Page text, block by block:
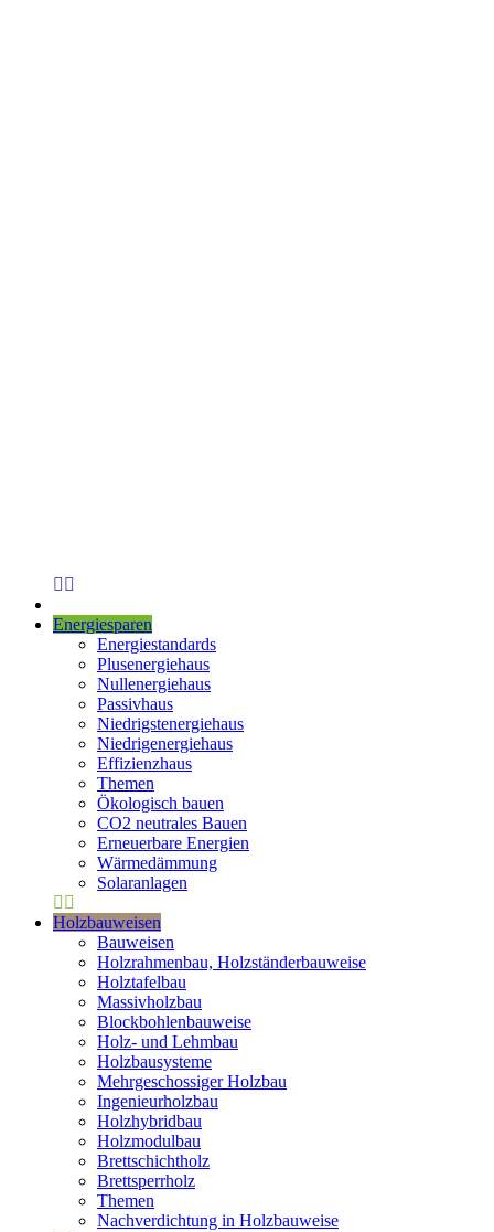
Energiesparen
Energiestandards
Plusenergiehaus
Nullenergiehaus
Passivhaus
Niedrigstenergiehaus
Niedrigenergiehaus
Effizienzhaus
Themen
Ökologisch bauen
CO2 neutrales Bauen
Erneuerbare Energien
Wärmedämmung
Solaranlagen
Holzbauweisen
Bauweisen
Holzrahmenbau, Holzständerbauweise
Holztafelbau
Massivholzbau
Blockbohlenbauweise
Holz- und Lehmbau
Holzbausysteme
Mehrgeschossiger Holzbau
Ingenieurholzbau
Holzhybridbau
Holzmodulbau
Brettschichtholz
Brettsperrholz
Themen
Nachverdichtung in Holzbauweise